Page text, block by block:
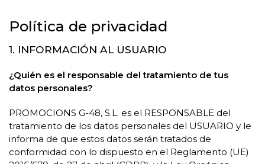
Política de privacidad
1. INFORMACIÓN AL USUARIO
¿Quién es el responsable del tratamiento de tus
datos personales?
PROMOCIONS G-48, S.L. es el RESPONSABLE del
tratamiento de los datos personales del USUARIO y le
informa de que estos datos serán tratados de
conformidad con lo dispuesto en el Reglamento (UE)